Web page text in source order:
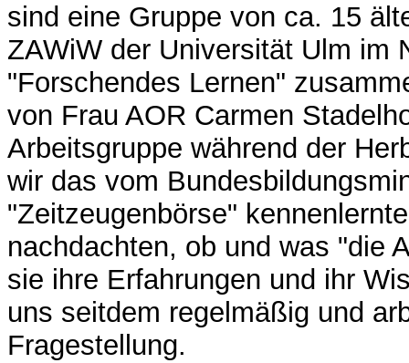
sind eine Gruppe von ca. 15
ZAWiW der Universität Ulm im
"Forschendes Lernen"
von Frau AOR Carmen
Arbeitsgruppe während der
wir das vom
"Zeitzeugenbörse"
nachdachten, ob und was "die
sie ihre Erfahrungen und ihr
uns seitdem regelmäßig und
Fragestellung.